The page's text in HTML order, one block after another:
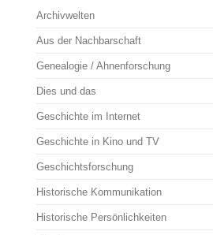
Archivwelten
Aus der Nachbarschaft
Genealogie / Ahnenforschung
Dies und das
Geschichte im Internet
Geschichte in Kino und TV
Geschichtsforschung
Historische Kommunikation
Historische Persönlichkeiten